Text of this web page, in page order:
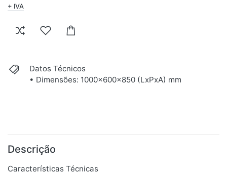
+ IVA
Datos Técnicos
• Dimensões: 1000x600x850 (LxPxA) mm
Descrição
Características Técnicas